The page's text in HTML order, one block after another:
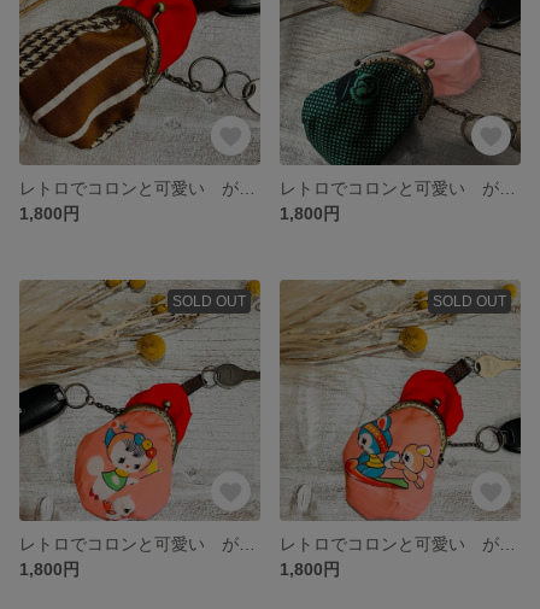
1,800円
1,800円
SOLD OUT
1,800円
SOLD OUT
1,800円